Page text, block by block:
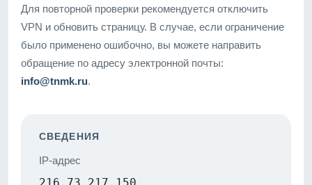
Для повторной проверки рекомендуется отключить
VPN и обновить страницу. В случае, если ограничение
было применено ошибочно, вы можете направить
обращение по адресу электронной почты:
info@tnmk.ru.
СВЕДЕНИЯ
IP-адрес
216.73.217.150